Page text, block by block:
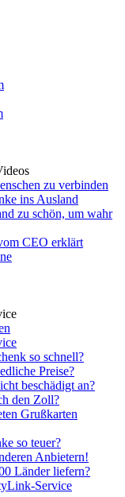
zu verbinden
ins Ausland
zu schön, um wahr
CEO erklärt
so schnell?
Preise?
beschädigt an?
den Zoll?
Grußkarten
so teuer?
Anbietern!
Länder liefern?
Service